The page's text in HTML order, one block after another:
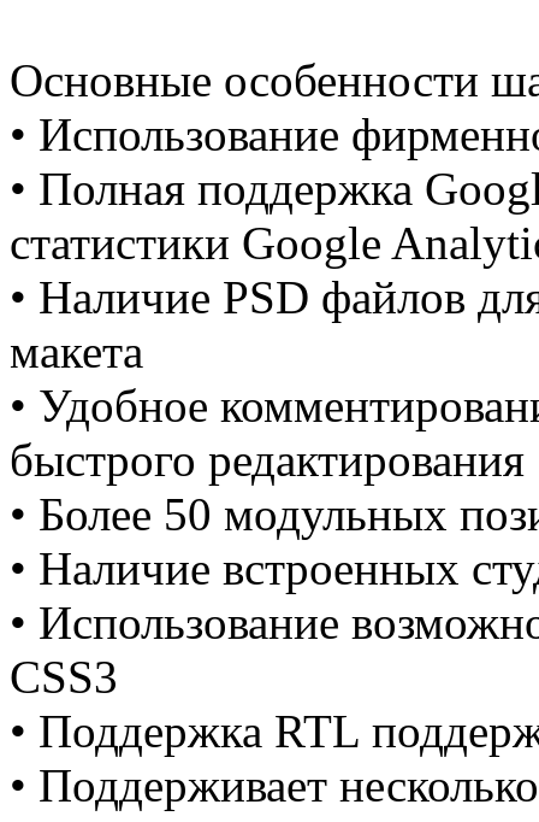
Основные особенности
• Использование
• Полная поддержка
статистики Google
• Наличие PSD файлов
макета
• Удобное
быстрого редактирования
• Более 50 модульных
• Наличие встроенных
• Использование
CSS3
• Поддержка RTL
• Поддерживает